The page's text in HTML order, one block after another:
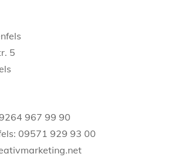
5
967 99 90
09571 929 93 00